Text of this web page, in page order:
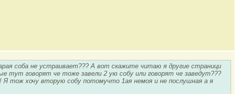
соба не устраивает??? А вот скажите читаю я другие страници
тут говорят че тоже завели 2 ую собу или говорят че заведут???
тож хочу вторую собу потомучто 1ая немоя и не послушная а я